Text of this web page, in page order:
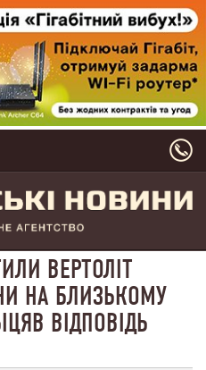
ВЕРТОЛІТ
НА БЛИЗЬКОМУ
ВІДПОВІДЬ